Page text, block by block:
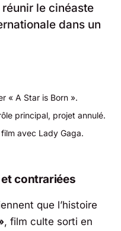
le cinéaste
dans un
« A Star is Born ».
principal, projet annulé.
avec Lady Gaga.
contrariées
que l’histoire
, film culte sorti en